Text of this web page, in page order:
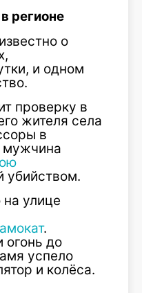
регионе
о
и одном
проверку в
жителя села
в
мужчина
убийством.
улице
.
до
успело
и колёса.